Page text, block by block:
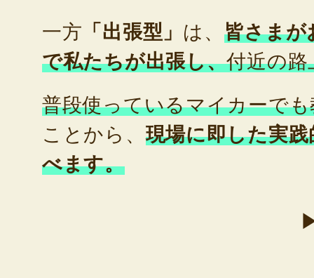
一方 「出張型」 は、 皆さまが
で私たちが出張し、付近の路
普段使っているマイカーで
ことから、現場に即した実
べます。